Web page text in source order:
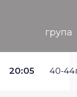
група
20:05 40-